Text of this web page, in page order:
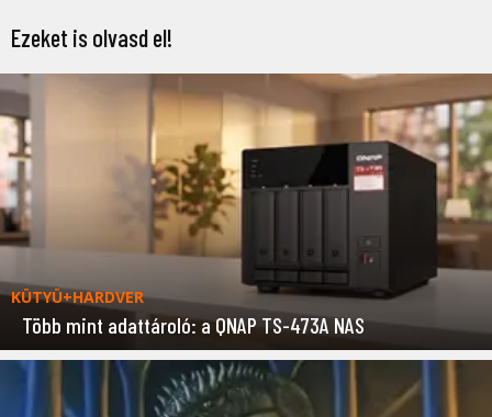
Ezeket is olvasd el!
KÜTYÜ+HARDVER
Több mint adattároló: a QNAP TS-473A NAS